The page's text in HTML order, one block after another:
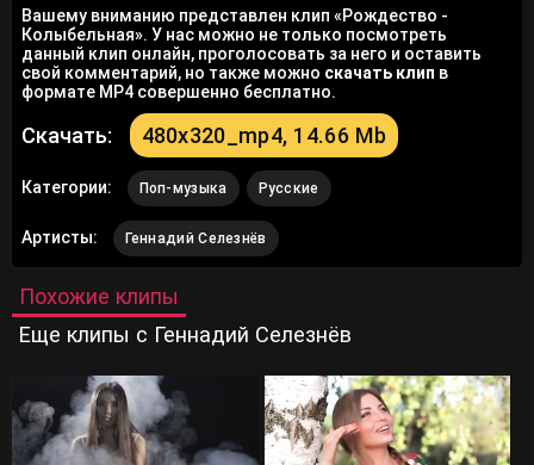
Вашему вниманию представлен клип «Рождество -
Колыбельная». У нас можно не только посмотреть
данный клип онлайн, проголосовать за него и оставить
свой комментарий, но также можно скачать клип в
формате MP4 совершенно бесплатно.
Скачать: 480x320_mp4, 14.66 Mb
Категории: Поп-музыка Русские
Артисты: Геннадий Селезнёв
Похожие клипы
Еще клипы с Геннадий Селезнёв